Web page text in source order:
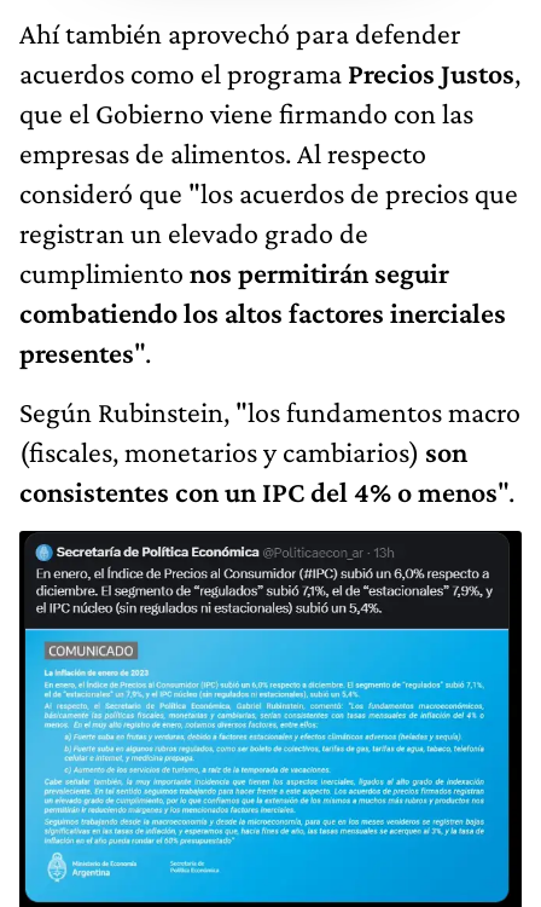
Ahí también aprovechó para defender
acuerdos como el programa Precios Justos,
que el Gobierno viene firmando con las
empresas de alimentos. Al respecto
consideró que "los acuerdos de precios que
registran un elevado grado de
cumplimiento nos permitirán seguir
combatiendo los altos factores inerciales
presentes".
Según Rubinstein, "los fundamentos macro
(fiscales, monetarios y cambiarios) son
consistentes con un IPC del 4% o menos".